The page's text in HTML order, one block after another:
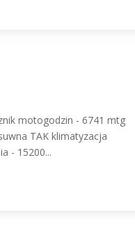
motogodzin - 6741 mtg
TAK klimatyzacja
- 15200...